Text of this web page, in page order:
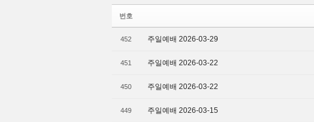
번호
452 주일예배 2026-03-29
451 주일예배 2026-03-22
450 주일예배 2026-03-22
449 주일예배 2026-03-15